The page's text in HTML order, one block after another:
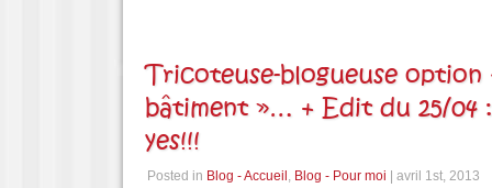
Tricoteuse-blogueuse option
bâtiment »… + Edit du 25/04
yes!!!
Posted in Blog - Accueil , Blog - Pour moi | avril 1st, 2013